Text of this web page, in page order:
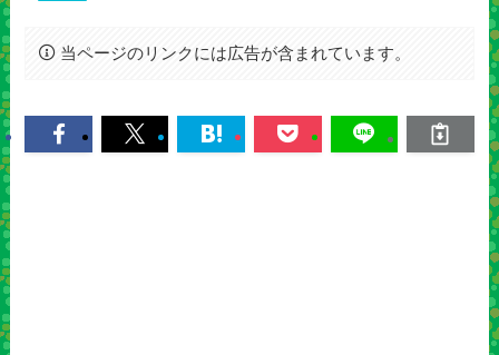
当ページのリンクには広告が含まれています。